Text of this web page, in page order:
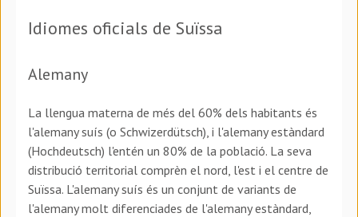
Idiomes oficials de Suïssa
Alemany
La llengua materna de més del 60% dels habitants és
l'alemany suís (o Schwizerdütsch), i l'alemany estàndard
(Hochdeutsch) l'entén un 80% de la població. La seva
distribució territorial comprèn el nord, l'est i el centre de
Suïssa. L'alemany suís és un conjunt de variants de
l'alemany molt diferenciades de l'alemany estàndard,